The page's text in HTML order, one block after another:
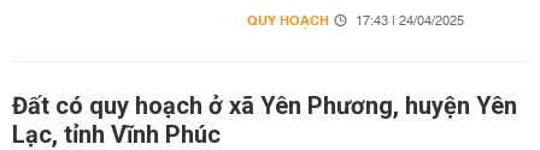
QUY HOẠCH 17:43 | 24/04/2025
Đất có quy hoạch ở xã Yên Phương, huyện Yên
Lạc, tỉnh Vĩnh Phúc